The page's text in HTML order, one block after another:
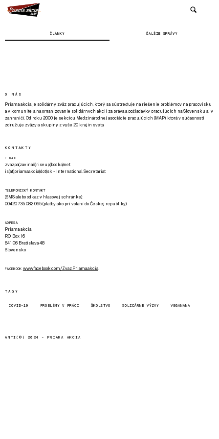
ČLÁNKY ĎALŠIE SPRÁVY
O NÁS
Priama akcia je solidárny zväz pracujúcich, ktorý sa sústreďuje na riešenie problémov na pracovisku
a v komunite, a na organizovanie solidárnych akcií za práva a požiadavky pracujúcich na Slovensku aj v
zahraničí. Od roku 2000 je sekciou Medzinárodnej asociácie pracujúcich (MAP), ktorá v súčasnosti
združuje zväzy a skupiny z vyše 20 krajín sveta.
KONTAKTY
E-MAIL
zvazpa(zavináč)riseup(bodka)net
is(at)priamaakcia(dot)sk - International Secretariat
TELEFONICKÝ KONTAKT
(SMS alebo odkaz v hlasovej schránke):
00420 735 082 065 (platby ako pri volaní do Českej republiky)
ADRESA
Priama akcia
P.O. Box 16
841 06 Bratislava 48
Slovensko
FACEBOOK www.facebook.com/Zvaz.Priama.akcia
TAGY
COVID-19 PROBLÉMY V PRÁCI ŠKOLSTVO SOLIDÁRNE VÝZVY VEGANANA
ANTI(©) 2024 - PRIAMA AKCIA